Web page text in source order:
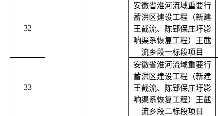
32
安徽省淮河流域重要行
蓄洪区建设工程（新建
王截流、陈郢保庄圩影
响渠系恢复工程）王截
流乡段一标段项目
33
安徽省淮河流域重要行
蓄洪区建设工程（新建
王截流、陈郢保庄圩影
响渠系恢复工程）王截
流乡段二标段项目